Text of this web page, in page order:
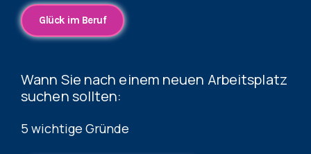
Glück im Beruf
Wann Sie nach einem neuen Arbeitsplatz
suchen sollten:
5 wichtige Gründe